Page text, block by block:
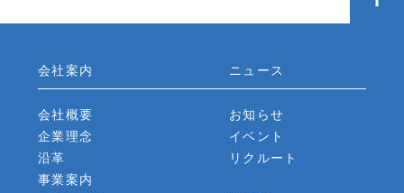
会社案内
会社概要
企業理念
沿革
事業案内
ニュース
お知らせ
イベント
リクルート